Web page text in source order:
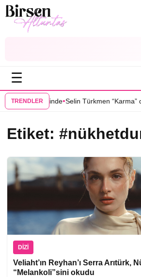
☰
TRENDLER
Yer” dizisinde•Selin Türkmen “Karma”
Etiket:
DIZI
Veliaht’ın Reyhan’ı Serra Arıtürk,
“Melankoli”sini okudu